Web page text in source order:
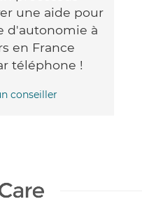
une aide pour
d'autonomie à
en France
téléphone !
conseiller